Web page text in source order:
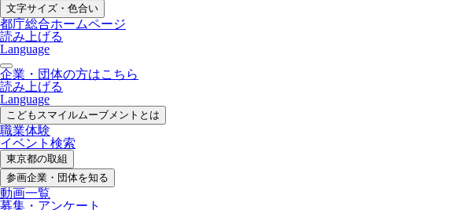
文字サイズ・色合い
都庁総合ホームページ
読み上げる
Language
企業・団体の方はこちら
読み上げる
Language
こどもスマイルムーブメントとは
職業体験
イベント検索
東京都の取組
参画企業・ 団体を知る
動画一覧
募集・ アンケート